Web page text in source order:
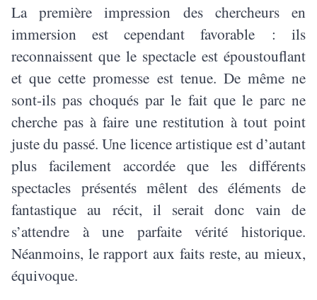
La première impression des chercheurs en
immersion est cependant favorable : ils
reconnaissent que le spectacle est époustouflant
et que cette promesse est tenue. De même ne
sont-ils pas choqués par le fait que le parc ne
cherche pas à faire une restitution à tout point
juste du passé. Une licence artistique est d’autant
plus facilement accordée que les différents
spectacles présentés mêlent des éléments de
fantastique au récit, il serait donc vain de
s’attendre à une parfaite vérité historique.
Néanmoins, le rapport aux faits reste, au mieux,
équivoque.